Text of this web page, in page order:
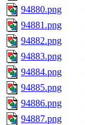
94880.png
94881.png
94882.png
94883.png
94884.png
94885.png
94886.png
94887.png